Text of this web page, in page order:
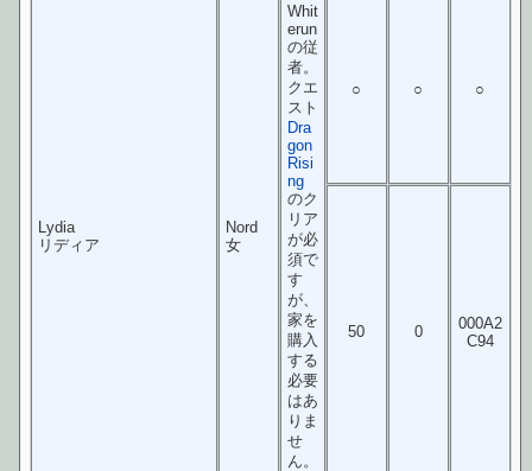
Lydia
リディア
Nord
女
Whit
erun
の従
者。
クエ
スト
Dra
gon
Risi
ng
のク
リア
が必
須で
す
が、
家を
購入
する
必要
はあ
りま
せ
ん。
○ ○ ○
50 0
000A2
C94